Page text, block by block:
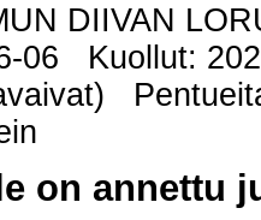
DIIVAN
06 Kuollut:
on annettu